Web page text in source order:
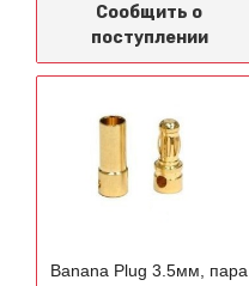
Сообщить о
поступлении
Banana Plug 3.5мм, пара